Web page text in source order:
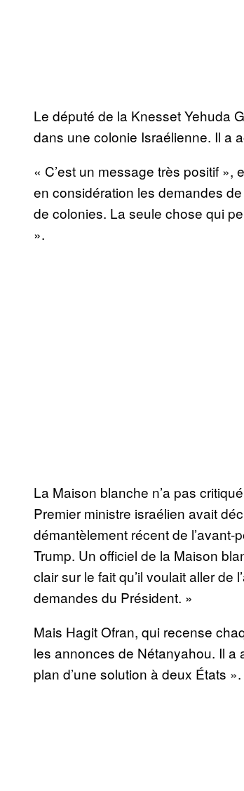
Le député de la Knesset Yehuda
dans une colonie Israélienne. Il a
« C’est un message très positif »,
en considération les demandes
de colonies. La seule chose qui
».
La Maison blanche n’a pas
Premier ministre israélien avait
démantèlement récent de
Trump. Un officiel de la Maison
clair sur le fait qu’il voulait aller de
demandes du Président. »
Mais Hagit Ofran, qui recense
les annonces de Nétanyahou. Il a
plan d’une solution à deux États ».